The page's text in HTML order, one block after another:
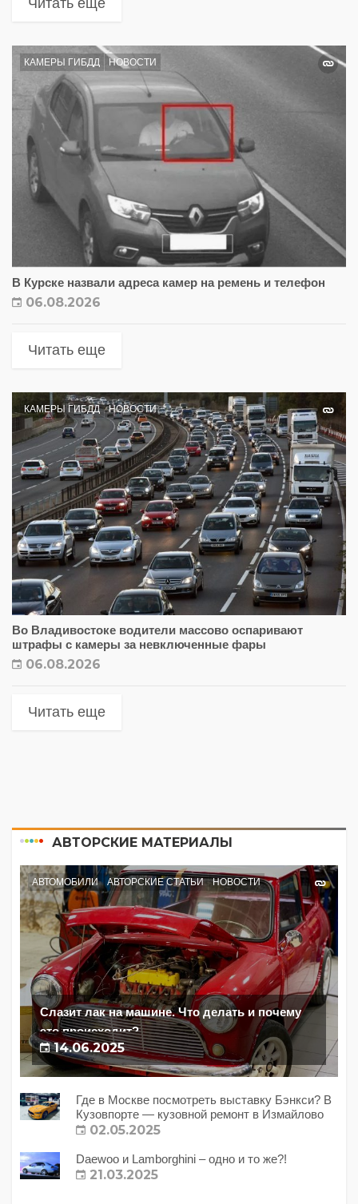
КАМЕРЫ ГИБДД НОВОСТИ
В Курске назвали адреса камер на ремень и телефон
06.08.2026
Читать еще
КАМЕРЫ ГИБДД НОВОСТИ
Во Владивостоке водители массово оспаривают
штрафы с камеры за невключенные фары
06.08.2026
Читать еще
АВТОРСКИЕ МАТЕРИАЛЫ
АВТОМОБИЛИ АВТОРСКИЕ СТАТЬИ НОВОСТИ
Слазит лак на машине. Что делать и почему
это происходит?
14.06.2025
Где в Москве посмотреть выставку Бэнкси? В
Кузовпорте — кузовной ремонт в Измайлово
02.05.2025
Daewoo и Lamborghini – одно и то же?!
21.03.2025